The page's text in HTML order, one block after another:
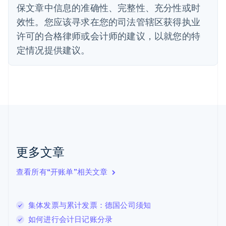
保文章中信息的准确性、完整性、充分性或时
效性。您应该寻求在您的司法管辖区获得执业
许可的合格律师或会计师的建议，以就您的特
定情况提供建议。
更多文章
查看所有“开账单”相关文章
集体发票与累计发票：德国公司须知
如何进行会计日记账分录
法国
芬兰
English Svenska
荷兰
立陶宛
列支敦士登
FrançaisDeutsch English
罗马尼亚
English